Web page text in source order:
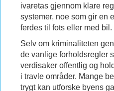
ivaretas gjennom klare
systemer, noe som gir en
ferdes til fots eller med bil.
Selv om kriminaliteten
de vanlige forholdsregler
verdisaker offentlig og
i travle områder. Mange
trygt kan utforske byens